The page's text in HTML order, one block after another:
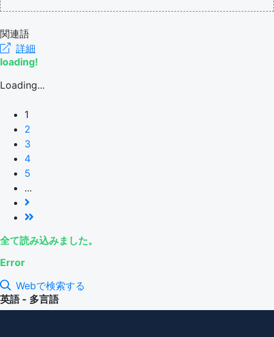
関連語
詳細
loading!
Loading...
1
2
3
4
5
...
全て読み込みました。
Error
Webで検索する
英語 - 多言語